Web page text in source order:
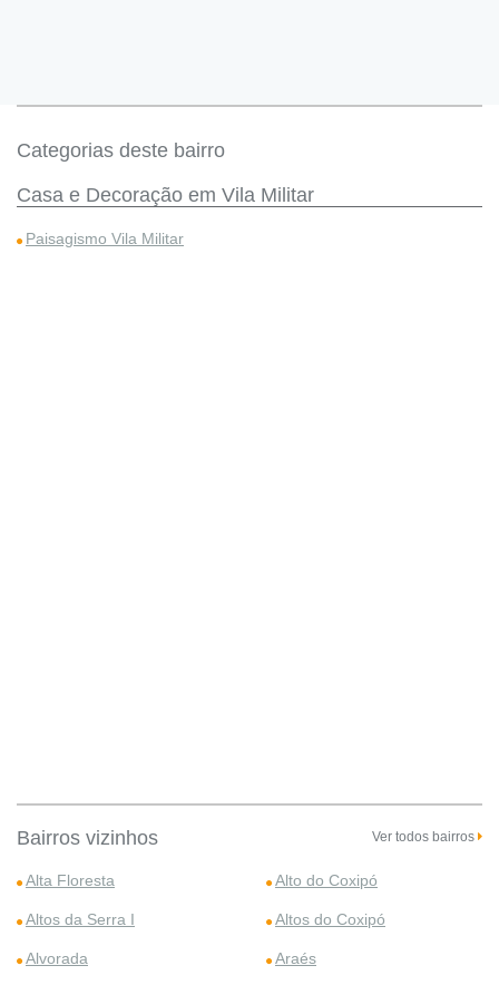
Categorias deste bairro
Casa e Decoração em Vila Militar
Paisagismo Vila Militar
Bairros vizinhos Ver todos bairros
Alta Floresta Alto do Coxipó
Altos da Serra I Altos do Coxipó
Alvorada Araés